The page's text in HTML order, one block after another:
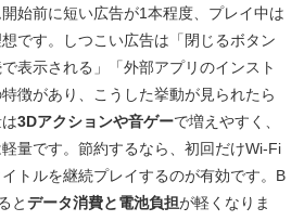
始前に短い広告が1本程度、プレイ中は
です。しつこい広告は「閉じるボタン
表示される」「外部アプリのインスト
徴があり、こうした挙動が見られたら
3Dアクションや音ゲーで増えやすく、
量です。節約するなら、初回だけWi‑Fi
トルを継続プレイするのが有効です。B
とデータ消費と電池負担が軽くなりま